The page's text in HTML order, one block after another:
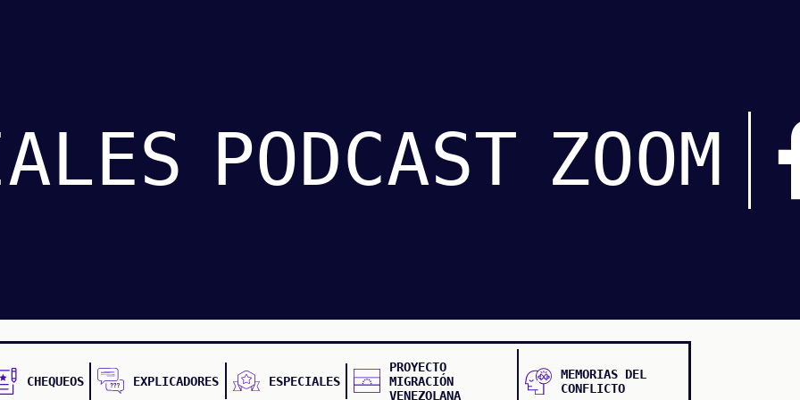
PODCAST ZOOM
CHEQUEOS EXPLICADORES ESPECIALES
PROYECTO
MIGRACIÓN
VENEZOLANA
MEMORIAS DEL
CONFLICTO